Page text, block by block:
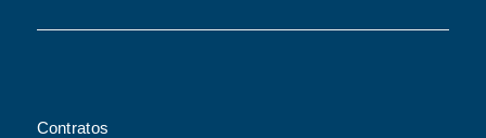
Contratos